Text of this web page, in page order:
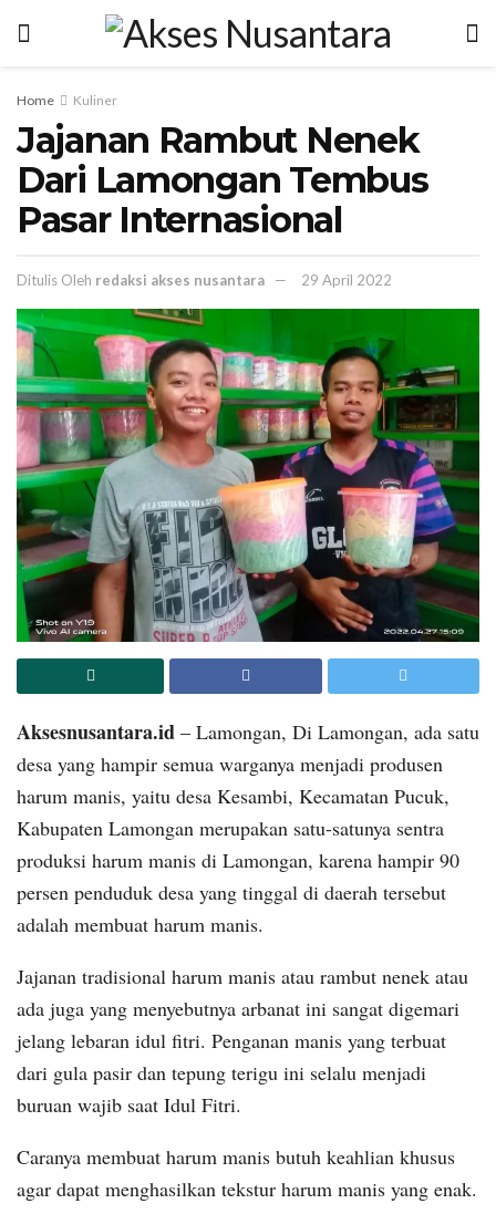
Home Kuliner
Jajanan Rambut Nenek
Dari Lamongan Tembus
Pasar Internasional
Ditulis Oleh redaksi akses nusantara 29 April 2022
Aksesnusantara.id – Lamongan, Di Lamongan, ada satu
desa yang hampir semua warganya menjadi produsen
harum manis, yaitu desa Kesambi, Kecamatan Pucuk,
Kabupaten Lamongan merupakan satu-satunya sentra
produksi harum manis di Lamongan, karena hampir 90
persen penduduk desa yang tinggal di daerah tersebut
adalah membuat harum manis.
Jajanan tradisional harum manis atau rambut nenek atau
ada juga yang menyebutnya arbanat ini sangat digemari
jelang lebaran idul fitri. Penganan manis yang terbuat
dari gula pasir dan tepung terigu ini selalu menjadi
buruan wajib saat Idul Fitri.
Caranya membuat harum manis butuh keahlian khusus
agar dapat menghasilkan tekstur harum manis yang enak.